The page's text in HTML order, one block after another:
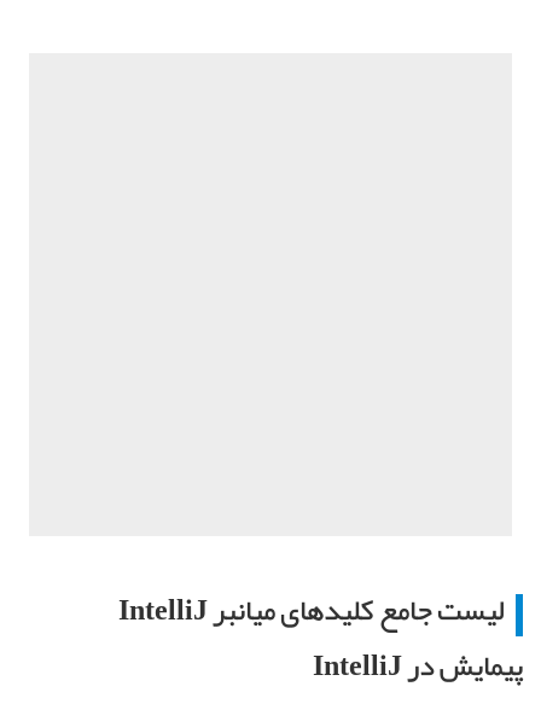
لیست جامع کلیدهایمیانبرIntelliJ
پیمایشدرIntelliJ